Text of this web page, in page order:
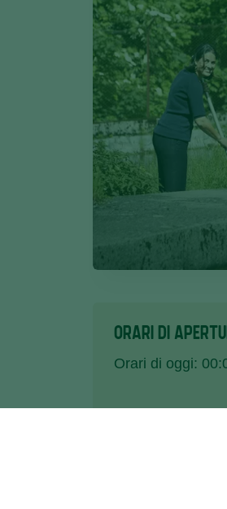
ORARI DI
Orari di oggi: